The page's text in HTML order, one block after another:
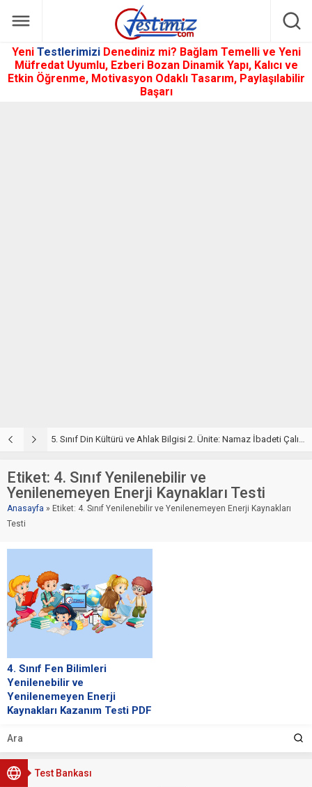
Yeni Testlerimizi Denediniz mi? Bağlam Temelli ve Yeni
Müfredat Uyumlu, Ezberi Bozan Dinamik Yapı, Kalıcı ve
Etkin Öğrenme, Motivasyon Odaklı Tasarım, Paylaşılabilir
Başarı
5. Sınıf Din Kültürü ve Ahlak Bilgisi 2. Ünite: Namaz İbadeti Çalışmaları
Test Bankası
Etiket: 4. Sınıf Yenilenebilir ve
Yenilenemeyen Enerji Kaynakları Testi
Anasayfa » Etiket: 4. Sınıf Yenilenebilir ve Yenilenemeyen Enerji Kaynakları
Testi
4. Sınıf Fen Bilimleri
Yenilenebilir ve
Yenilenemeyen Enerji
Kaynakları Kazanım Testi PDF
3-A 4-C 5-D 6-C 7-C 8-A 9-B 10-D
11-A...